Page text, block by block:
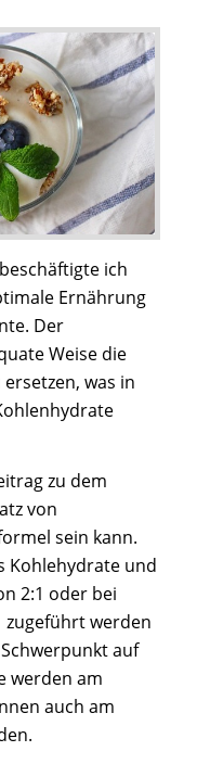
ich
Ernährung
Der
Weise die
was in
zu dem
von
sein kann.
Kohlehydrate und
2:1 oder bei
werden
auf
werden am
auch am